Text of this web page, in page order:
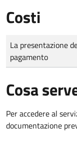
Costi
Tipo di pagamento
Importo
La presentazione
pagamento
Cosa
Per accedere al
documentazione